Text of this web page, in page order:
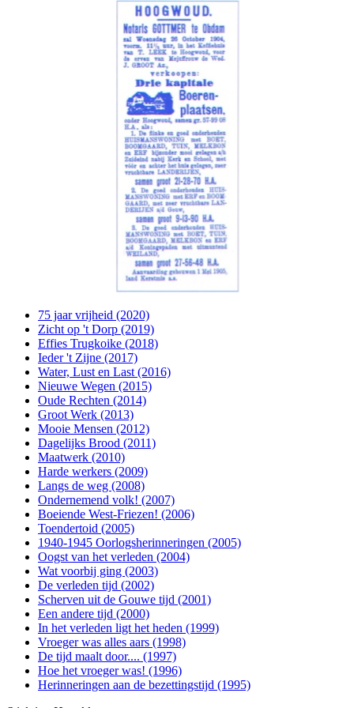
75 jaar vrijheid (2020)
Zicht op 't Dorp (2019)
Effies Trugkoike (2018)
Ieder 't Zijne (2017)
Water, Lust en Last (2016)
Nieuwe Wegen (2015)
Oude Rechten (2014)
Groot Werk (2013)
Mooie Mensen (2012)
Dagelijks Brood (2011)
Maatwerk (2010)
Harde werkers (2009)
Langs de weg (2008)
Ondernemend volk! (2007)
Boeiende West-Friezen! (2006)
Toendertoid (2005)
1940-1945 Oorlogsherinneringen (2005)
Oogst van het verleden (2004)
Wat voorbij ging (2003)
De verleden tijd (2002)
Scherven uit de Gouwe tijd (2001)
Een andere tijd (2000)
In het verleden ligt het heden (1999)
Vroeger was alles aars (1998)
De tijd maalt door.... (1997)
Hoe het vroeger was! (1996)
Herinneringen aan de bezettingstijd (1995)